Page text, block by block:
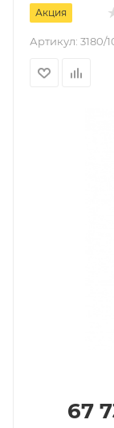
Акция
Артикул: 3180/
67